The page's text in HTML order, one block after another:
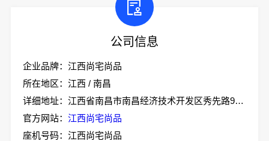
公司信息
企业品牌：江西尚宅尚品
所在地区：江西 / 南昌
详细地址：江西省南昌市南昌经济技术开发区秀先路999号技术协同创新园1-5#厂房二层南侧103室
官方网站： 江西尚宅尚品
座机号码：江西尚宅尚品